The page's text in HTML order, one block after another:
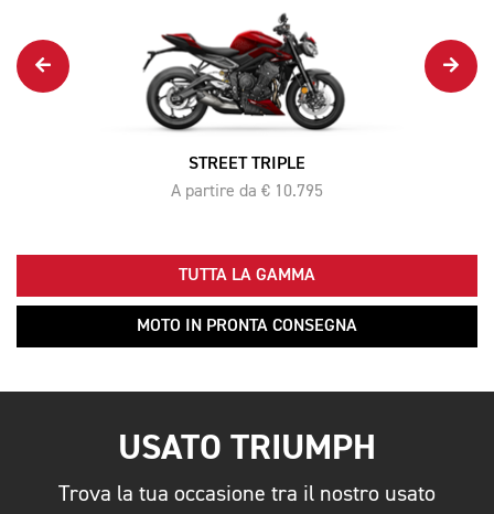
STREET TRIPLE
A partire da € 10.795
TUTTA LA GAMMA
MOTO IN PRONTA CONSEGNA
USATO TRIUMPH
Trova la tua occasione tra il nostro usato